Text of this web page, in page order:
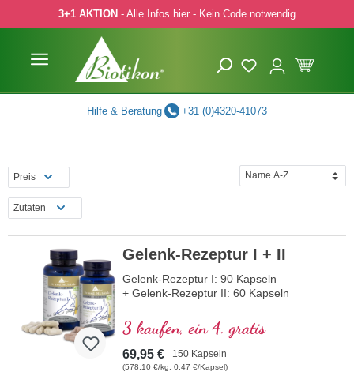
Hauptinhalt springen
Zur Suche springen
Zur Hauptnavigation springen
3+1 AKTION - Alle Infos hier - Kein Code notwendig
Hilfe & Beratung +31 (0)4320-41073
Preis
Zutaten
Gelenk-Rezeptur I + II
Gelenk-Rezeptur I: 90 Kapseln
+ Gelenk-Rezeptur II: 60 Kapseln
3 kaufen, ein 4. gratis
69,95 € 150 Kapseln
(578,10 €/kg, 0,47 €/Kapsel)